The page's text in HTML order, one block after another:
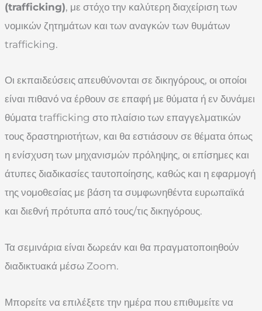
(trafficking), με στόχο την καλύτερη διαχείριση των
νομικών ζητημάτων και των αναγκών των θυμάτων
trafficking.
Οι εκπαιδεύσεις απευθύνονται σε δικηγόρους, οι οποίοι
είναι πιθανό να έρθουν σε επαφή με θύματα ή εν δυνάμει
θύματα trafficking στο πλαίσιο των επαγγελματικών
τους δραστηριοτήτων, και θα εστιάσουν σε θέματα όπως
η ενίσχυση των μηχανισμών πρόληψης, οι επίσημες και
άτυπες διαδικασίες ταυτοποίησης, καθώς και η εφαρμογή
της νομοθεσίας με βάση τα συμφωνηθέντα ευρωπαϊκά
και διεθνή πρότυπα από τους/τις δικηγόρους.
Τα σεμινάρια είναι δωρεάν και θα πραγματοποιηθούν
διαδικτυακά μέσω Zoom.
Μπορείτε να επιλέξετε την ημέρα που επιθυμείτε να